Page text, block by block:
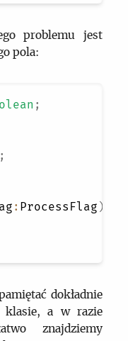
problemu jest
pola:
;
;
: ProcessFlag )
dokładnie
a w razie
znajdziemy